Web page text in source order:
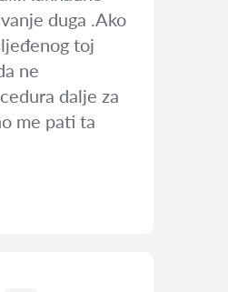
duga .Ako
toj
ne
dalje za
me pati ta